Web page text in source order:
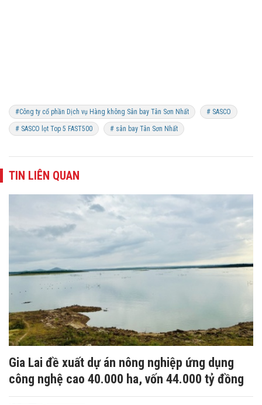
#Công ty cổ phần Dịch vụ Hàng không Sân bay Tân Sơn Nhất # SASCO
# SASCO lọt Top 5 FAST500 # sân bay Tân Sơn Nhất
TIN LIÊN QUAN
Gia Lai đề xuất dự án nông nghiệp ứng dụng
công nghệ cao 40.000 ha, vốn 44.000 tỷ đồng